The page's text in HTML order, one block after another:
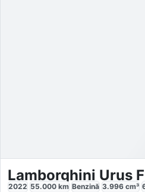
Lamborghini Urus
2022 55.000 km Benzină 3.996 cm³